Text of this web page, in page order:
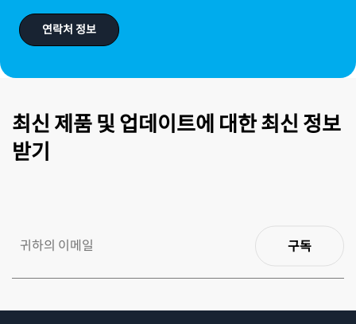
연락처 정보
최신 제품 및 업데이트에 대한 최신 정보
받기
구독